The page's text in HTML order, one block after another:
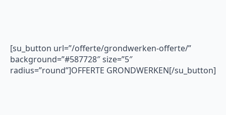
[su_button url=”/offerte/grondwerken-offerte/”
background=”#587728″ size=”5″
radius=”round”]OFFERTE GRONDWERKEN[/su_button]